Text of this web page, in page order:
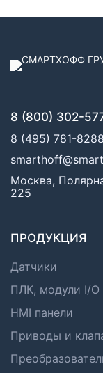
8 (800) 302-
8 (495) 781-8288
Москва,
225
ПРОДУКЦИЯ
Датчики
ПЛК, модули I/O
HMI панели
Приводы и